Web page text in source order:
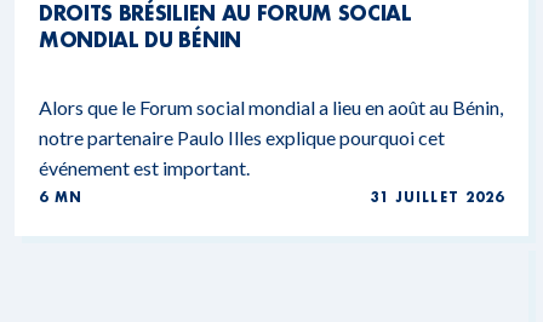
DROITS BRÉSILIEN AU FORUM SOCIAL
MONDIAL DU BÉNIN
Alors que le Forum social mondial a lieu en août au Bénin,
notre partenaire Paulo Illes explique pourquoi cet
événement est important.
6 MN 31 JUILLET 2026